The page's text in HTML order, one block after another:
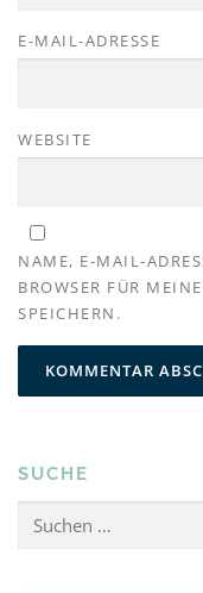
E-MAIL-ADRESSE
WEBSITE
NAME, E-MAIL-
BROWSER FÜR
SPEICHERN.
SUCHE
nach: